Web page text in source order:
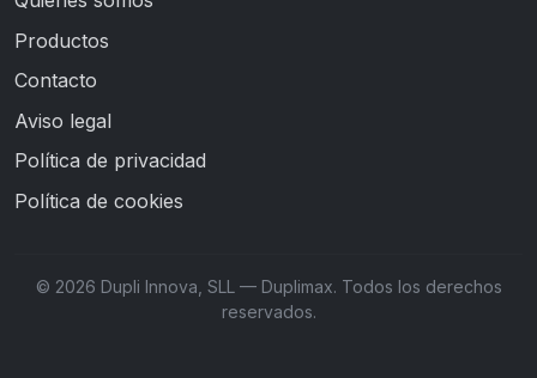
Productos
Contacto
Aviso legal
Política de privacidad
Política de cookies
© 2026 Dupli Innova, SLL — Duplimax. Todos los derechos
reservados.